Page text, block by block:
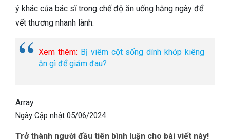
ý khác của bác sĩ trong chế độ ăn uống hằng ngày để
vết thương nhanh lành.
Xem thêm: Bị viêm cột sống dính khớp kiêng
ăn gì để giảm đau?
Array
Ngày Cập nhật 05/06/2024
Trở thành người đầu tiên bình luận cho bài viết này!